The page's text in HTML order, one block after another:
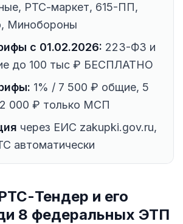
РТС-маркет, 615-ПП,
Минобороны
с 01.02.2026: 223-ФЗ и
до 100 тыс ₽ БЕСПЛАТНО
1% / 7 500 ₽ общие, 5
000 ₽ только МСП
через ЕИС zakupki.gov.ru,
автоматически
Тендер и его
8 федеральных ЭТП